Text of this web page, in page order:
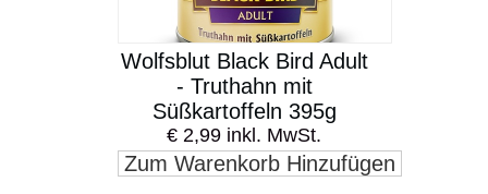
Wolfsblut Black Bird Adult
- Truthahn mit
Süßkartoffeln 395g
€ 2,99 inkl. MwSt.
Zum Warenkorb Hinzufügen